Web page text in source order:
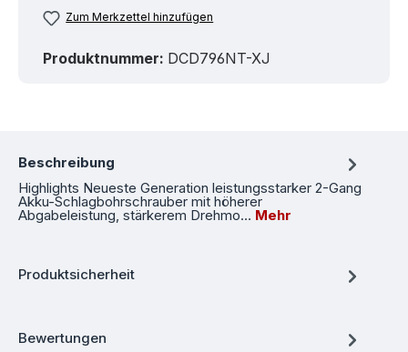
Zum Merkzettel hinzufügen
Produktnummer: DCD796NT-XJ
Beschreibung
Highlights Neueste Generation leistungsstarker 2-Gang
Akku-Schlagbohrschrauber mit höherer
Abgabeleistung, stärkerem Drehmo… Mehr
Produktsicherheit
Bewertungen